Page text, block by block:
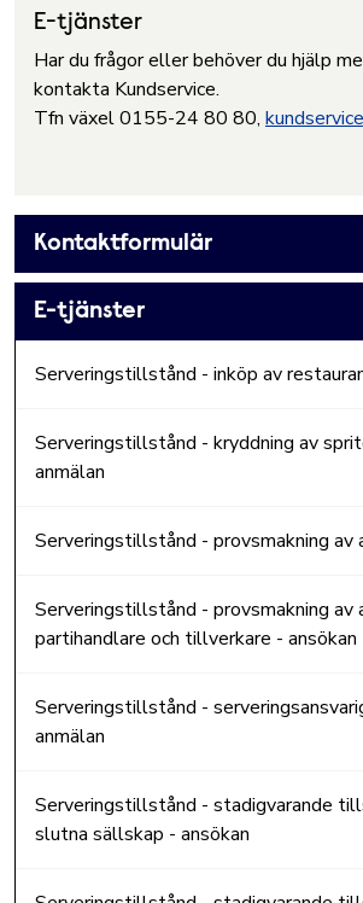
E-tjänster
Har du frågor eller behöver du hjälp
kontakta Kundservice.
Tfn växel 0155-24 80 80,
Kontaktformulär
E-tjänster
Serveringstillstånd - inköp av
Serveringstillstånd - kryddning av
anmälan
Serveringstillstånd - provsmakning av
Serveringstillstånd - provsmakning av
partihandlare och tillverkare - ansökan
Serveringstillstånd -
anmälan
Serveringstillstånd - stadigvarande
slutna sällskap - ansökan